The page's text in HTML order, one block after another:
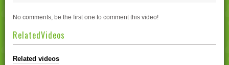
No comments, be the first one to comment this video!
RelatedVideos
Related videos